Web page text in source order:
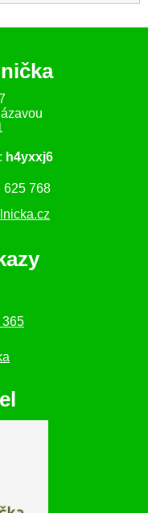
h4yxxj6
768
365